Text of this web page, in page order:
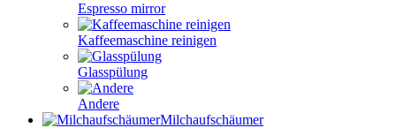
Espresso mirror
Kaffeemaschine reinigen
Glasspülung
Andere
Milchaufschäumer